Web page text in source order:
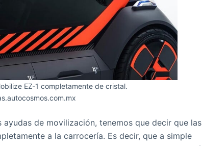
EZ-1 completamente de cristal.
de movilización, tenemos que decir que las
a la carrocería. Es decir, que a simple